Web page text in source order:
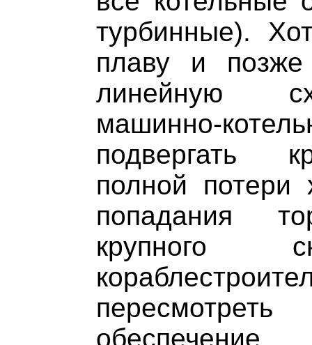
турбинные).
плаву и позже
линейную
машинно-
подвергать
полной потери
попадания
крупного